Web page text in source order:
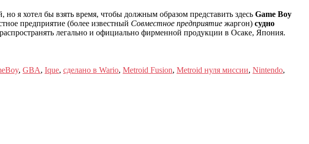
я хотел бы взять время, чтобы должным образом представить здесь Game Boy
предприятие (более известный Совместное предприятие жаргон) судно
легально и официально фирменной продукции в Осаке, Япония.
, GBA, Ique, сделано в Wario, Metroid Fusion, Metroid нуля миссии, Nintendo,